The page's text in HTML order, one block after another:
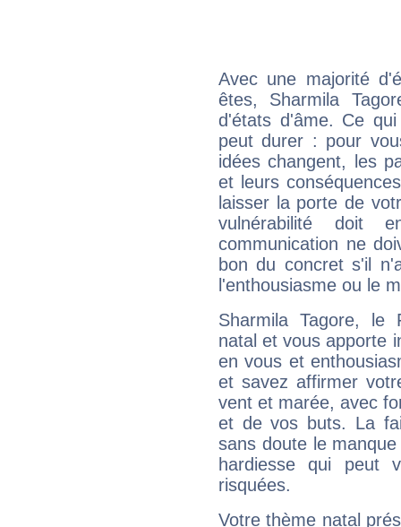
Avec une majorité
êtes, Sharmila
d'états d'âme. Ce
peut durer : pour
idées changent, les
et leurs
laisser la porte de
vulnérabilité doit
communication ne
bon du concret s'il
l'enthousiasme ou le
Sharmila Tagore, le
natal et vous apporte
en vous et
et savez affirmer
vent et marée, avec
et de vos buts. La
sans doute le
hardiesse qui peut
risquées.
Votre thème natal